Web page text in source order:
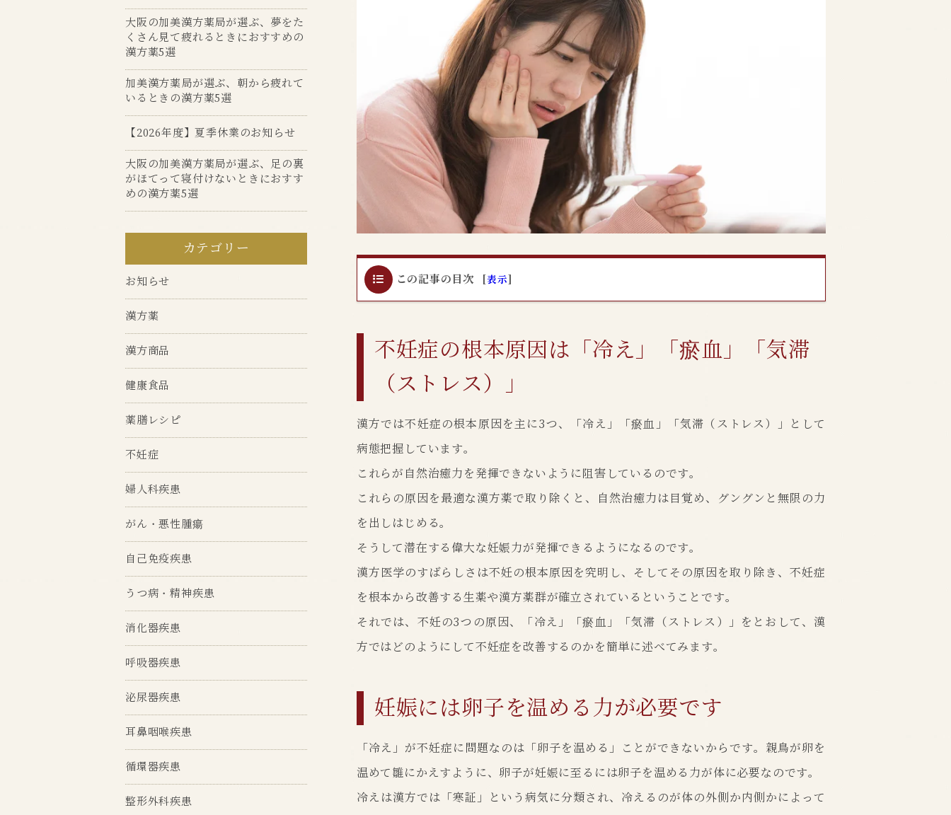
この記事の目次 [表示
不妊症の根本原因は「冷え」「瘀血」「気滞
（ストレス）」
漢方では不妊症の根本原因を主に3つ、「冷え」「瘀血」「気滞（ストレス）」として
病態把握しています。
これらが自然治癒力を発揮できないように阻害しているのです。
これらの原因を最適な漢方薬で取り除くと、自然治癒力は目覚め、グングンと無限の力
を出しはじめる。
そうして潜在する偉大な妊娠力が発揮できるようになるのです。
漢方医学のすばらしさは不妊の根本原因を究明し、そしてその原因を取り除き、不妊症
を根本から改善する生薬や漢方薬群が確立されているということです。
それでは、不妊の3つの原因、「冷え」「瘀血」「気滞（ストレス）」をとおして、漢
方ではどのようにして不妊症を改善するのかを簡単に述べてみます。
妊娠には卵子を温める力が必要です
「冷え」が不妊症に問題なのは「卵子を温める」ことができないからです。親鳥が卵を
温めて雛にかえすように、卵子が妊娠に至るには卵子を温める力が体に必要なのです。
冷えは漢方では「寒証」という病気に分類され、冷えるのが体の外側か内側かによって
大阪の加美漢方薬局が選ぶ、夢をた
くさん見て疲れるときにおすすめの
漢方薬5選
加美漢方薬局が選ぶ、朝から疲れて
いるときの漢方薬5選
【2026年度】夏季休業のお知らせ
大阪の加美漢方薬局が選ぶ、足の裏
がほてって寝付けないときにおすす
めの漢方薬5選
カテゴリー
お知らせ
漢方薬
漢方商品
健康食品
薬膳レシピ
不妊症
婦人科疾患
がん・悪性腫瘍
自己免疫疾患
うつ病・精神疾患
消化器疾患
呼吸器疾患
泌尿器疾患
耳鼻咽喉疾患
循環器疾患
整形外科疾患